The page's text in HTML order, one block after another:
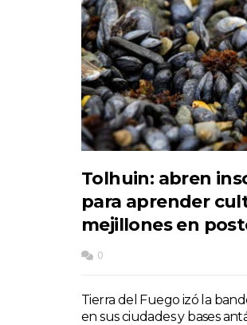
Tolhuin: abren
para aprender
mejillones en
0
Tierra del Fuego izó la
en sus ciudades y bases